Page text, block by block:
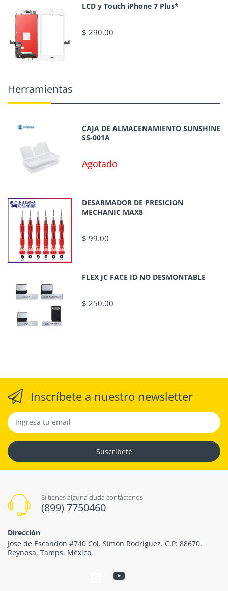
LCD y Touch iPhone 7 Plus*
$ 290.00
Herramientas
CAJA DE ALMACENAMIENTO SUNSHINE
SS-001A
Agotado
DESARMADOR DE PRESICION
MECHANIC MAX8
$ 99.00
FLEX JC FACE ID NO DESMONTABLE
$ 250.00
Inscríbete a nuestro newsletter
Suscribete
Si tienes alguna duda contáctanos
(899) 7750460
Dirección
Jose de Escandón #740 Col. Simón Rodriguez. C.P: 88670.
Reynosa, Tamps. México.